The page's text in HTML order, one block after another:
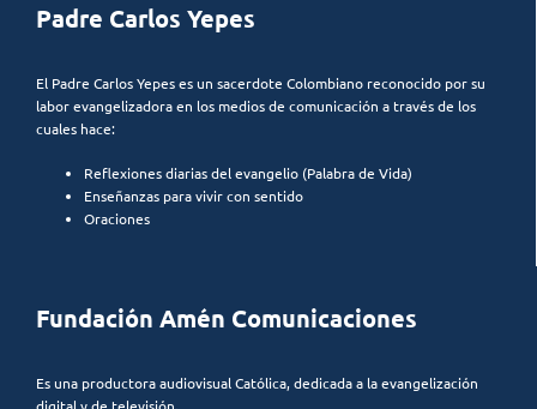
Padre Carlos Yepes
El Padre Carlos Yepes es un sacerdote Colombiano reconocido por su
labor evangelizadora en los medios de comunicación a través de los
cuales hace:
Reflexiones diarias del evangelio (Palabra de Vida)
Enseñanzas para vivir con sentido
Oraciones
Fundación Amén Comunicaciones
Es una productora audiovisual Católica, dedicada a la evangelización